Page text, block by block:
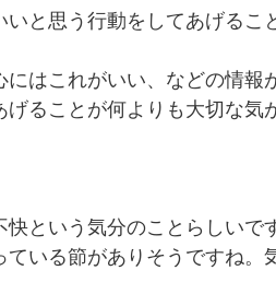
と思う行動をしてあげるこ
にはこれがいい、などの情報
ることが何よりも大切な気
快という気分のことらしいで
いる節がありそうですね。